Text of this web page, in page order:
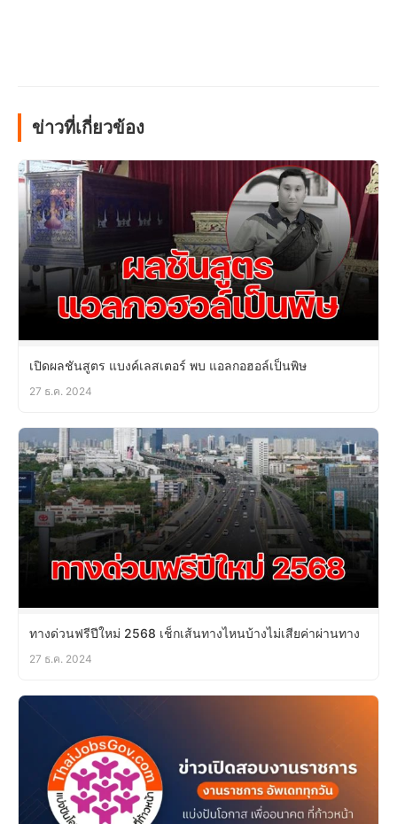
ข่าวที่เกี่ยวข้อง
เปิดผลชันสูตร แบงค์เลสเตอร์ พบ แอลกอฮอล์เป็นพิษ
27 ธ.ค. 2024
ทางด่วนฟรีปีใหม่ 2568 เช็กเส้นทางไหนบ้างไม่เสียค่าผ่านทาง
27 ธ.ค. 2024